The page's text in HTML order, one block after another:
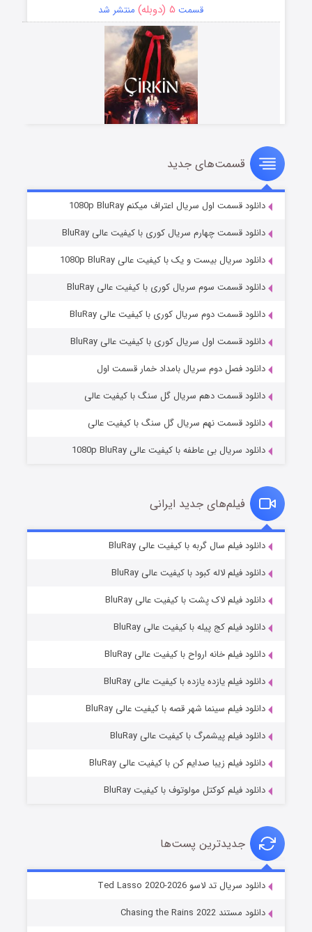
قسمت ۵ (دوبله) منتشر شد
سریال زشت
قسمت۲ (زیرنویس) منتشر شد
مردگان متحرک: شهر مرده ۳
قسمت۲ (زیرنویس) منتشر شد
قسمت۷ (زیرنویس) منتشر شد
خاندان اژدها فصل ۳
قسمت‌های جدید
دانلود قسمت اول سریال اعتراف میکنم 1080p BluRay
دانلود قسمت چهارم سریال کوری با کیفیت عالی BluRay
دانلود سریال بیست و یک با کیفیت عالی 1080p BluRay
دانلود قسمت سوم سریال کوری با کیفیت عالی BluRay
دانلود قسمت دوم سریال کوری با کیفیت عالی BluRay
دانلود قسمت اول سریال کوری با کیفیت عالی BluRay
دانلود فصل دوم سریال بامداد خمار قسمت اول
دانلود قسمت دهم سریال گل سنگ با کیفیت عالی
دانلود قسمت نهم سریال گل سنگ با کیفیت عالی
دانلود سریال بی عاطفه با کیفیت عالی 1080p BluRay
فیلم‌های جدید ایرانی
دانلود فیلم سال گربه با کیفیت عالی BluRay
دانلود فیلم لاله کبود با کیفیت عالی BluRay
دانلود فیلم لاک پشت با کیفیت عالی BluRay
دانلود فیلم کج‌ پیله با کیفیت عالی BluRay
دانلود فیلم خانه ارواح با کیفیت عالی BluRay
دانلود فیلم یازده یازده با کیفیت عالی BluRay
دانلود فیلم سینما شهر قصه با کیفیت عالی BluRay
دانلود فیلم پیشمرگ با کیفیت عالی BluRay
دانلود فیلم زیبا صدایم کن با کیفیت عالی BluRay
دانلود فیلم کوکتل مولوتوف با کیفیت BluRay
جدیدترین پست‌ها
دانلود سریال تد لاسو Ted Lasso 2020-2026
دانلود مستند Chasing the Rains 2022